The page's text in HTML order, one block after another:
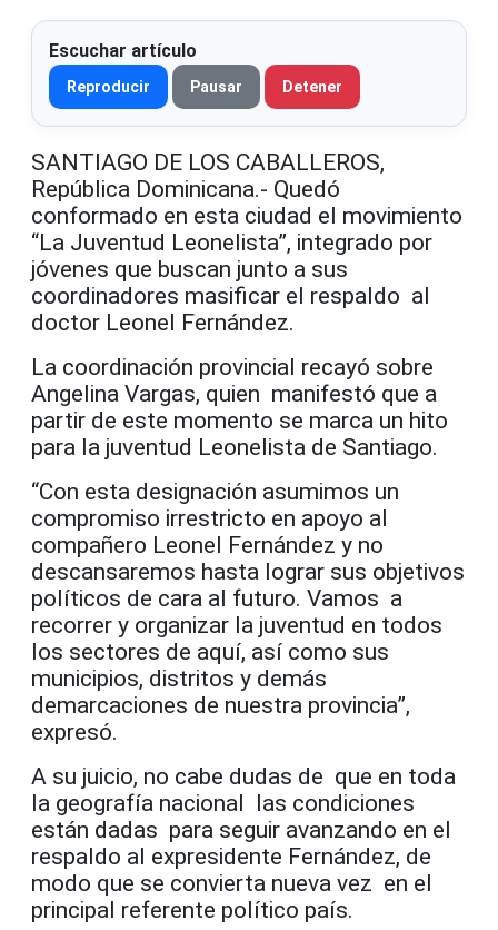
Escuchar artículo
Reproducir Pausar Detener
SANTIAGO DE LOS CABALLEROS,
República Dominicana.- Quedó
conformado en esta ciudad el movimiento
“La Juventud Leonelista”, integrado por
jóvenes que buscan junto a sus
coordinadores masificar el respaldo al
doctor Leonel Fernández.
La coordinación provincial recayó sobre
Angelina Vargas, quien manifestó que a
partir de este momento se marca un hito
para la juventud Leonelista de Santiago.
“Con esta designación asumimos un
compromiso irrestricto en apoyo al
compañero Leonel Fernández y no
descansaremos hasta lograr sus objetivos
políticos de cara al futuro. Vamos a
recorrer y organizar la juventud en todos
los sectores de aquí, así como sus
municipios, distritos y demás
demarcaciones de nuestra provincia”,
expresó.
A su juicio, no cabe dudas de que en toda
la geografía nacional las condiciones
están dadas para seguir avanzando en el
respaldo al expresidente Fernández, de
modo que se convierta nueva vez en el
principal referente político país.